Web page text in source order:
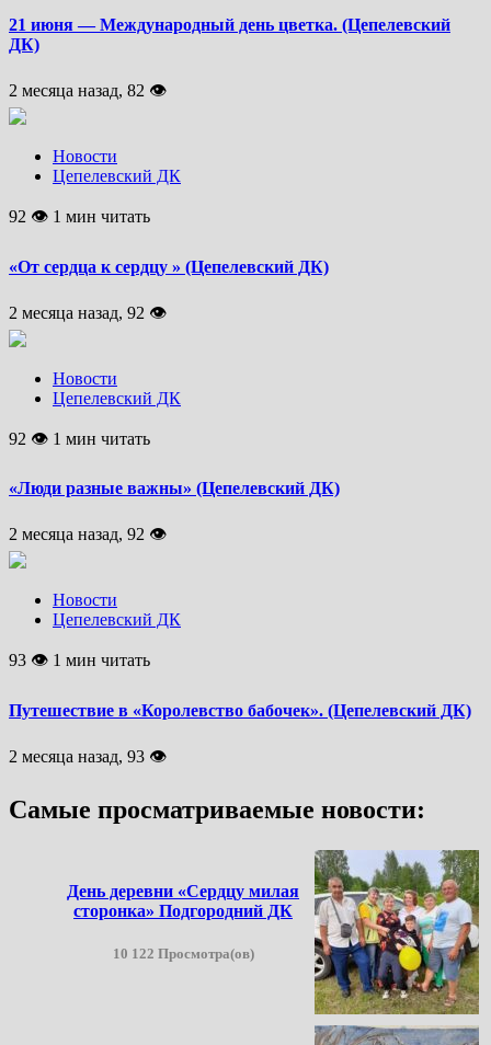
21 июня — Международный день цветка. (Цепелевский
ДК)
2 месяца назад, 82 👁
Новости
Цепелевский ДК
92 👁 1 мин читать
«От сердца к сердцу » (Цепелевский ДК)
2 месяца назад, 92 👁
Новости
Цепелевский ДК
92 👁 1 мин читать
«Люди разные важны» (Цепелевский ДК)
2 месяца назад, 92 👁
Новости
Цепелевский ДК
93 👁 1 мин читать
Путешествие в «Королевство бабочек». (Цепелевский ДК)
2 месяца назад, 93 👁
Самые просматриваемые новости:
День деревни «Сердцу милая
сторонка» Подгородний ДК
10 122 Просмотра(ов)